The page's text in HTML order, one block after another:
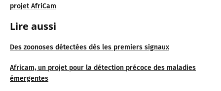
projet AfriCam
Lire aussi
Des zoonoses détectées dès les premiers signaux
Africam, un projet pour la détection précoce des maladies
émergentes